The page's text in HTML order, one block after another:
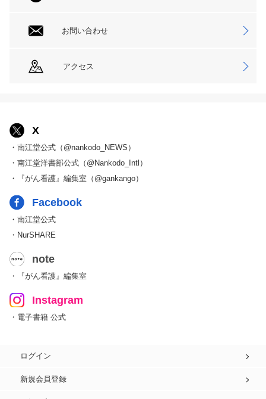
お問い合わせ
アクセス
X
・南江堂公式（@nankodo_NEWS）
・南江堂洋書部公式（@Nankodo_Intl）
・『がん看護』編集室（@gankango）
Facebook
・南江堂公式
・NurSHARE
note
・『がん看護』編集室
Instagram
・電子書籍 公式
ログイン
新規会員登録